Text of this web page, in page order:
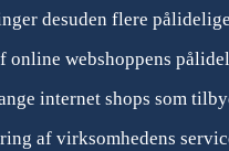
desuden flere
online webshoppens
internet shops som
af virksomhedens